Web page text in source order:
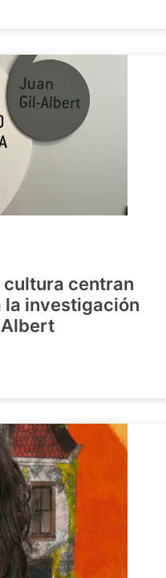
centran
la investigación